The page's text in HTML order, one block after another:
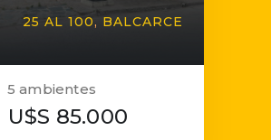
25 AL 100 BALCARCE
5 ambientes
U$S 85.000